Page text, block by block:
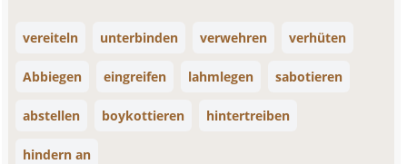
vereiteln unterbinden verwehren verhüten
Abbiegen eingreifen lahmlegen sabotieren
abstellen boykottieren hintertreiben
hindern an